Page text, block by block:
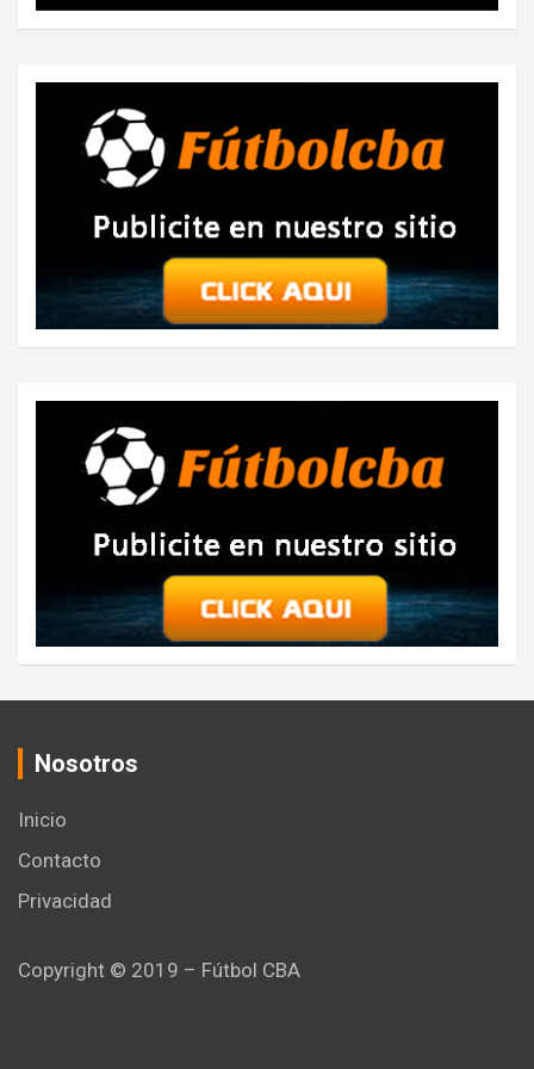
Nosotros
Inicio
Contacto
Privacidad
Copyright © 2019 – Fútbol CBA